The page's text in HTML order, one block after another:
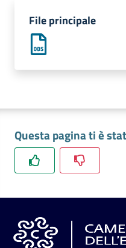
territorio
Tutelare
il
Consumatore
L'impresa
File principale
Questa pagina ti è